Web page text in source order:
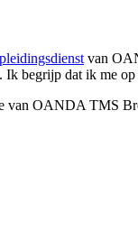
van
Ik begrijp dat ik me
OANDA TMS